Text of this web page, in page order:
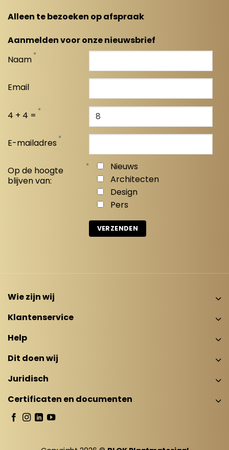
Alleen te bezoeken op afspraak
Aanmelden voor onze nieuwsbrief
Naam *
Email
4 + 4 = *
E-mailadres *
Op de hoogte
blijven van:
*
Nieuws
Architecten
Design
Pers
Wie zijn wij
Klantenservice
Help
Dit doen wij
Juridisch
Certificaten en documenten